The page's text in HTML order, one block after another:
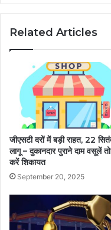
Related Articles
जीएसटी दरों में बड़ी राहत, 22
लागू – दुकानदार पुराने दाम वसूलें
करें शिकायत
September 20, 2025